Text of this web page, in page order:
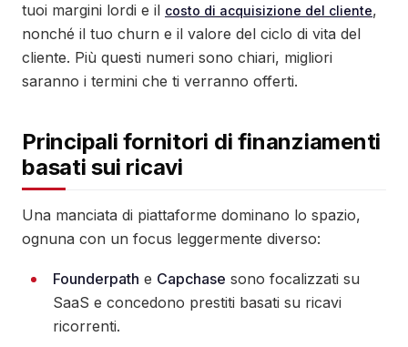
tuoi margini lordi e il costo di acquisizione del cliente,
nonché il tuo churn e il valore del ciclo di vita del
cliente. Più questi numeri sono chiari, migliori
saranno i termini che ti verranno offerti.
Principali fornitori di finanziamenti
basati sui ricavi
Una manciata di piattaforme dominano lo spazio,
ognuna con un focus leggermente diverso:
Founderpath e Capchase sono focalizzati su
SaaS e concedono prestiti basati su ricavi
ricorrenti.